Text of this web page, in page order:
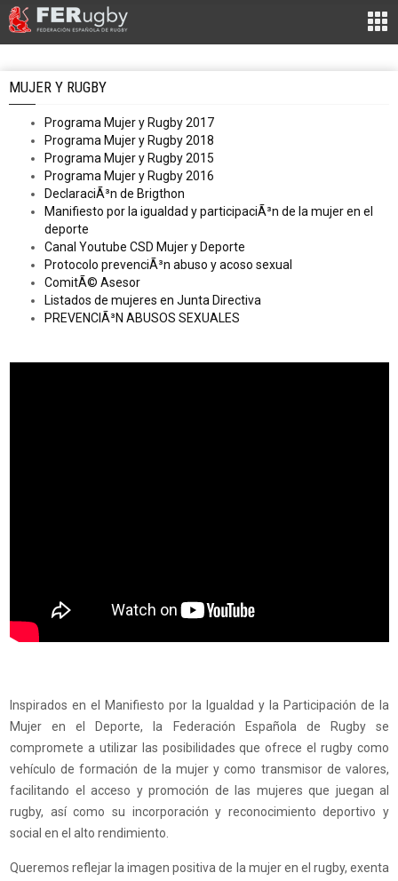
MUJER Y RUGBY
Programa Mujer y Rugby 2017
Programa Mujer y Rugby 2018
Programa Mujer y Rugby 2015
Programa Mujer y Rugby 2016
DeclaraciÃ³n de Brigthon
Manifiesto por la igualdad y participaciÃ³n de la mujer en el
deporte
Canal Youtube CSD Mujer y Deporte
Protocolo prevenciÃ³n abuso y acoso sexual
ComitÃ© Asesor
Listados de mujeres en Junta Directiva
PREVENCIÃ³N ABUSOS SEXUALES
Inspirados en el Manifiesto por la Igualdad y la Participación de la
Mujer en el Deporte, la Federación Española de Rugby se
compromete a utilizar las posibilidades que ofrece el rugby como
vehículo de formación de la mujer y como transmisor de valores,
facilitando el acceso y promoción de las mujeres que juegan al
rugby, así como su incorporación y reconocimiento deportivo y
social en el alto rendimiento.
Queremos reflejar la imagen positiva de la mujer en el rugby, exenta